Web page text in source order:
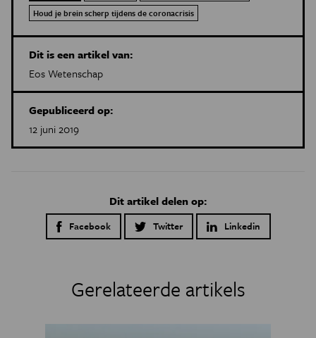
Houd je brein scherp tijdens de coronacrisis
Dit is een artikel van:
Eos Wetenschap
Gepubliceerd op:
12 juni 2019
Dit artikel delen op:
Facebook Twitter Linkedin
Gerelateerde artikels